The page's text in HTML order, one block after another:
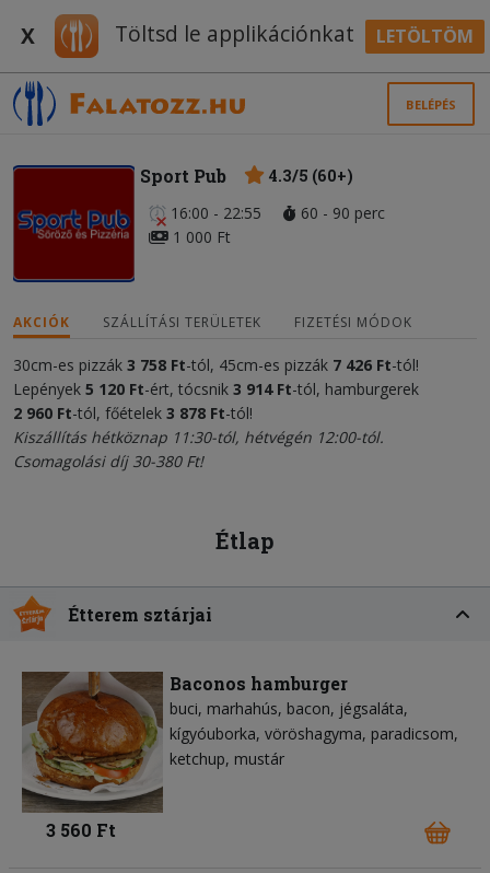
X Töltsd le applikációnkat LETÖLTÖM
BELÉPÉS
Sport Pub
4.3/5 (60+)
16:00 - 22:55
60 - 90 perc
1 000 Ft
AKCIÓK SZÁLLÍTÁSI TERÜLETEK FIZETÉSI MÓDOK
30cm-es pizzák 3 758 Ft-tól, 45cm-es pizzák 7 426 Ft-tól!
Lepények 5 120 Ft-ért, tócsnik 3 914 Ft-tól, hamburgerek
2 960 Ft-tól, főételek 3 878 Ft-tól!
Kiszállítás hétköznap 11:30-tól, hétvégén 12:00-tól.
Csomagolási díj 30-380 Ft!
Étlap
Étterem sztárjai
Baconos hamburger
buci marhahús bacon jégsaláta
kígyóuborka vöröshagyma paradicsom
ketchup mustár
3 560 Ft